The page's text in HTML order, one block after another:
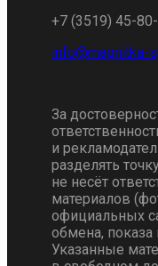
+7 (3519) 45-
За
и
разделять
не несёт
материалов
официальных
обмена, показа
Указанные